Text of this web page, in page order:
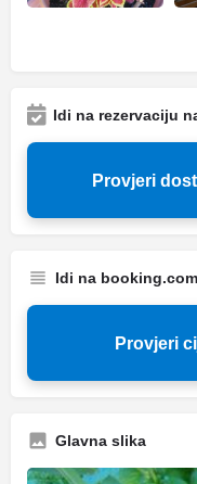
Idi na rezervaciju
Provjeri
Idi na booking.com
Provjeri
Glavna slika